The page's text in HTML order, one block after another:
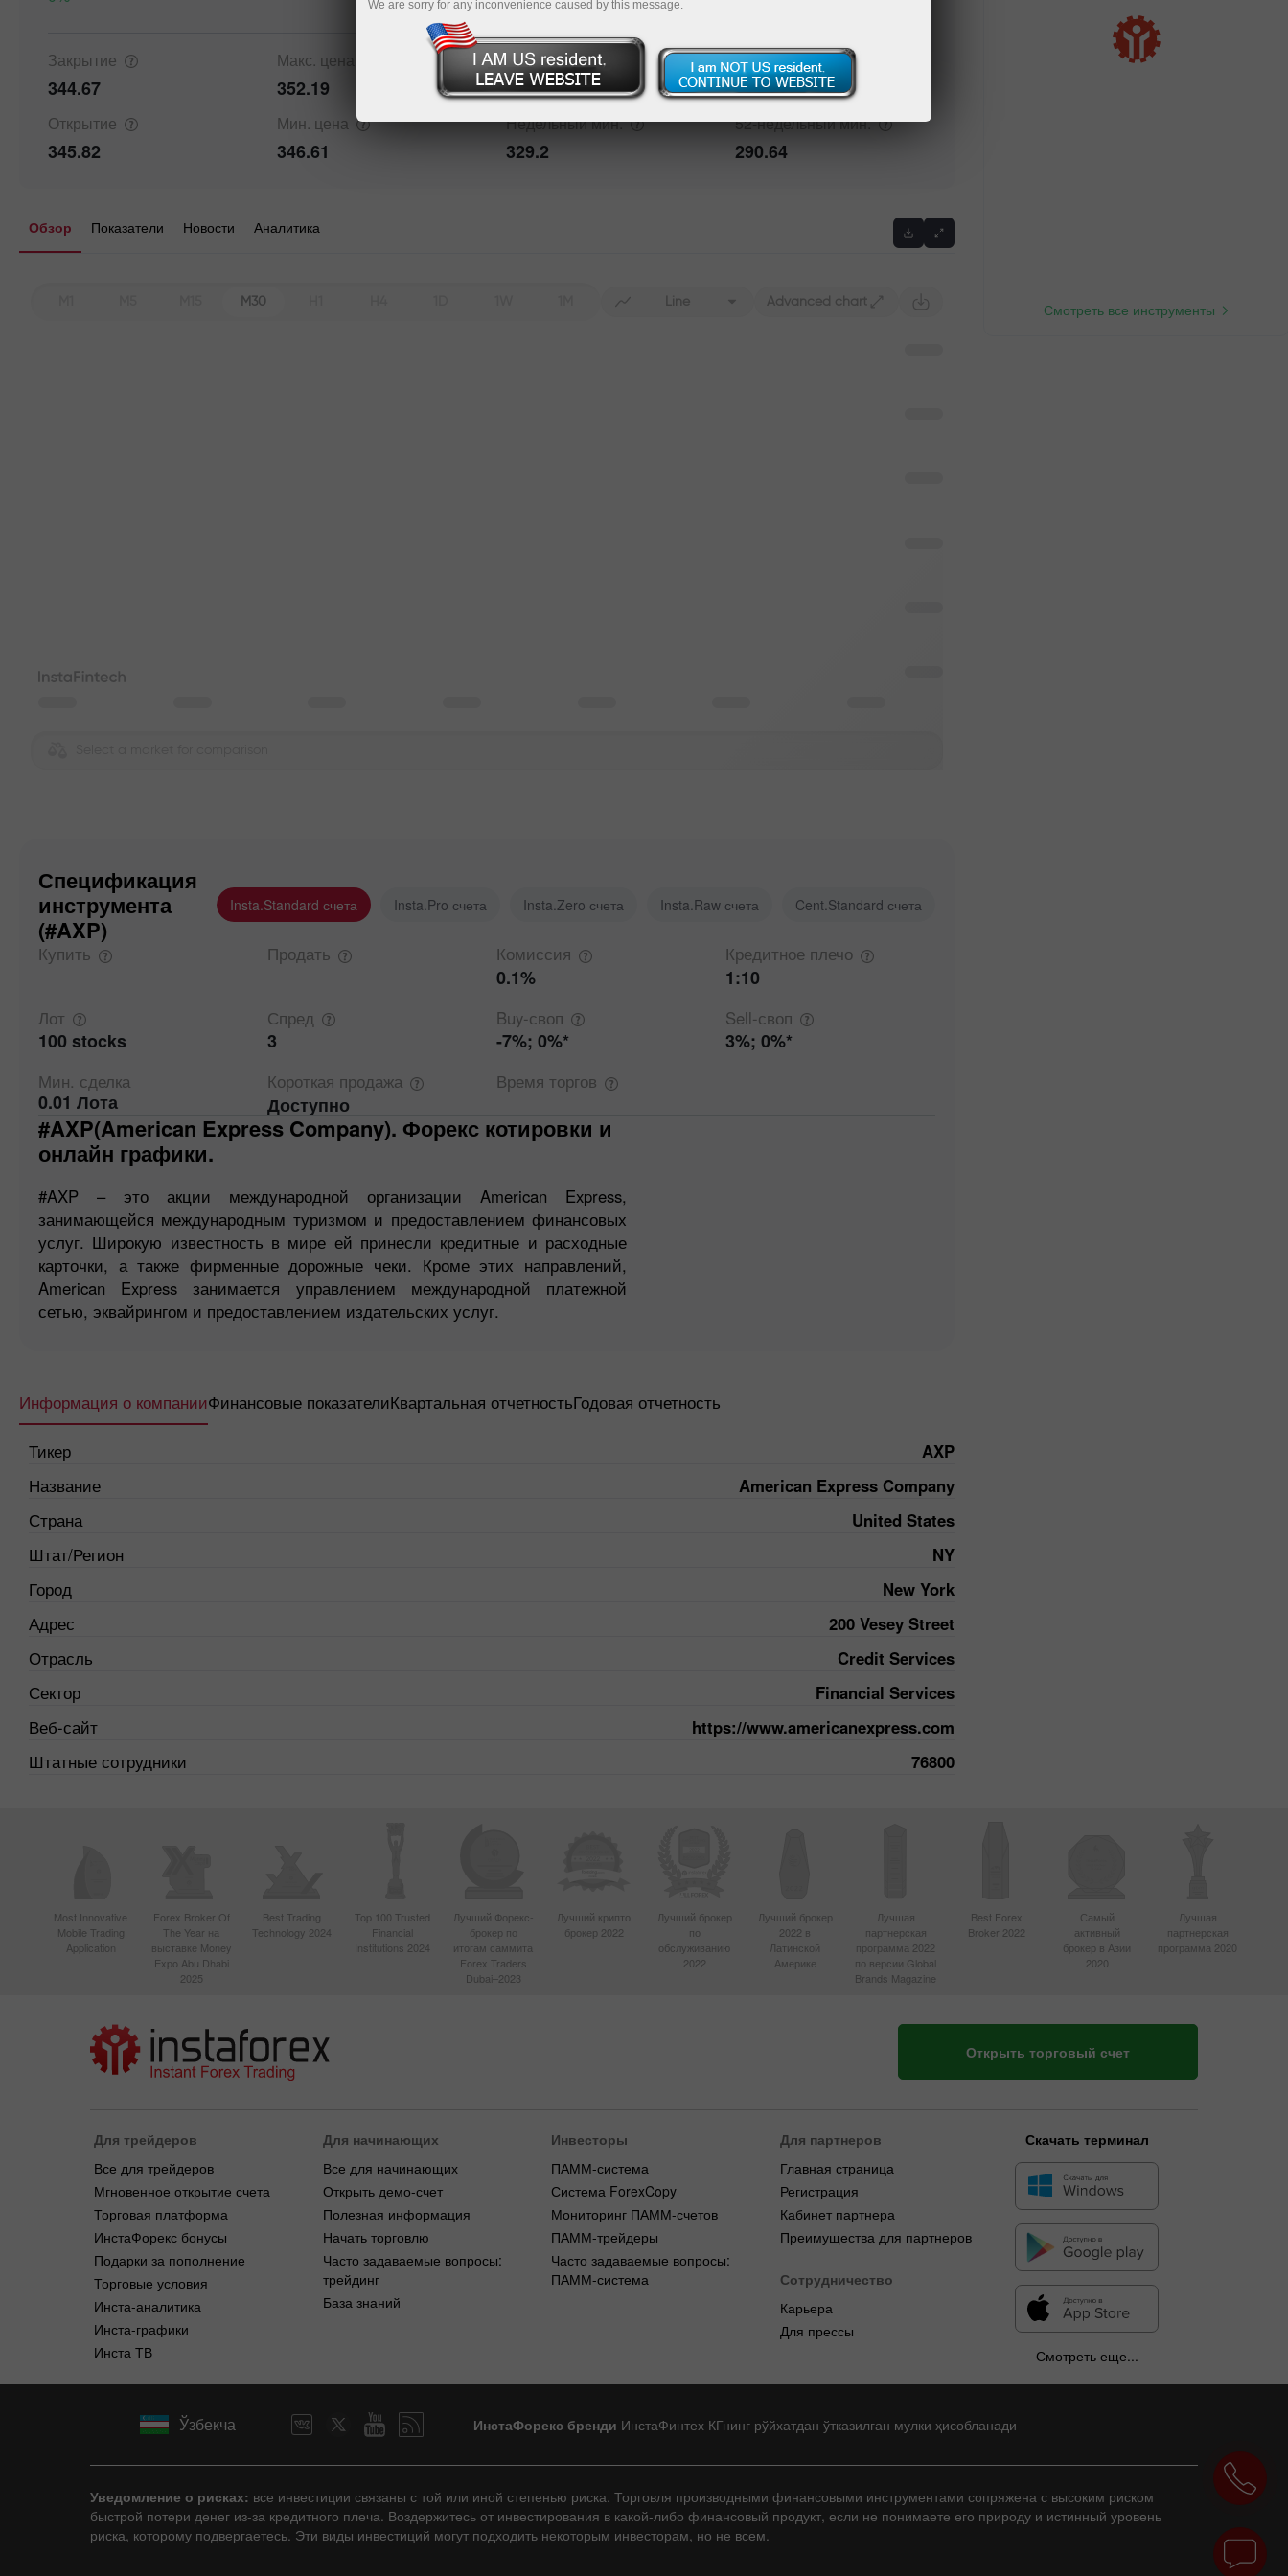
Закрытие
344.67
Макс. цена
352.19
Недельныймакс.
352.19
52-недельныймакс.
387.4
Открытие
345.82
Мин. цена
346.61
Недельныймин.
329.2
52-недельныймин.
290.64
Обзор Показатели Новости Аналитика
M30 Line Advanced chart
Спецификация
инструмента
(#AXP)
Insta.Standard счета Insta.Pro счета Insta.Zero счета Insta.Raw счета Cent.Standard счета
Купить Продать Комиссия
0.1%
Кредитное плечо
1:10
Лот
100 stocks
Спред
3
Buy-своп
-7%; 0%*
Sell-своп
3%; 0%*
Мин. сделка
0.01 Лота
Короткая продажа
Доступно
Время торгов
#AXP(American Express Company). Форекс котировки и
онлайн графики.
#AXP – это акции международной организации American Express,
занимающейся международным туризмом и предоставлением финансовых
услуг. Широкую известность в мире ей принесли кредитные и расходные
карточки, а также фирменные дорожные чеки. Кроме этих направлений,
American Express занимается управлением международной платежной
сетью, эквайрингом и предоставлением издательских услуг.
Информация о компанииФинансовые показателиКвартальная отчетностьГодовая отчетность
Тикер
AXP
Название
American Express Company
Страна
United States
Штат/Регион
NY
Город
New York
Адрес
200 Vesey Street
Отрасль
Credit Services
Сектор
Financial Services
Веб-сайт
https://www.americanexpress.com
Штатные сотрудники
76800
Смотреть все инструменты
Most Innovative
Mobile Trading
Application
Forex Broker Of
The Year на
выставке Money
Expo Abu Dhabi
2025
Best Trading
Technology 2024
Top 100 Trusted
Financial
Institutions 2024
Лучший Форекс-
брокер по
итогам саммита
Forex Traders
Dubai–2023
Лучший крипто
брокер 2022
Лучший брокер
по
обслуживанию
2022
Лучший брокер
2022 в
Латинской
Америке
Лучшая
партнерская
программа 2022
по версии Global
Brands Magazine
Best Forex
Broker 2022
Самый
активный
брокер в Азии
2020
Лучшая
партнерская
программа 2020
Открыть торговый счет
Для трейдеров
Все для трейдеров
Мгновенное открытие счета
Торговая платформа
ИнстаФорекс бонусы
Подарки за пополнение
Торговые условия
Инста-аналитика
Инста-графики
Инста ТВ
Для начинающих
Все для начинающих
Открыть демо-счет
Полезная информация
Начать торговлю
Часто задаваемые вопросы:
трейдинг
База знаний
Инвесторы
ПАММ-система
Система ForexCopy
Мониторинг ПАММ-счетов
ПАММ-трейдеры
Часто задаваемые вопросы:
ПАММ-система
Для партнеров
Главная страница
Регистрация
Кабинет партнера
Преимущества для партнеров
Сотрудничество
Карьера
Для прессы
Скачать терминал
Смотреть еще...
Ўзбекча ИнстаФорекс бренди ИнстаФинтех КГнинг рўйхатдан ўтказилган мулки ҳисобланади
Уведомление о рисках: все инвестиции связаны с той или иной степенью риска. Торговля производными финансовыми инструментами сопряжена с высоким риском
быстрой потери денег из-за кредитного плеча. Воздержитесь от инвестирования в какой-либо финансовый продукт, если не понимаете его природу и истинный уровень
риска, которому подвергаетесь. Эти виды инвестиций могут подходить некоторым инвесторам, но не всем.
We are sorry for any inconvenience caused by this message.